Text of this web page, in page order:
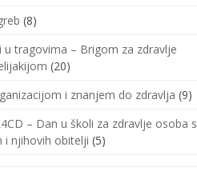
(8)
u tragovima – Brigom za zdravlje
(20)
i znanjem do zdravlja (9)
– Dan u školi za zdravlje osoba s
i njihovih obitelji (5)